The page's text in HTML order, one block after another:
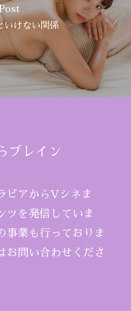
いけない関係
ブレイン
ビアからVシネま
ツを発信していま
事業も行っておりま
お問い合わせくださ